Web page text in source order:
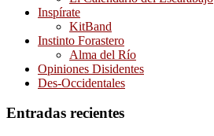
Inspírate
KitBand
Instinto Forastero
Alma del Río
Opiniones Disidentes
Des-Occidentales
Entradas recientes